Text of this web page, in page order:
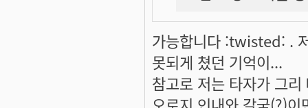
가능합니다 :twisted: .
못되게 쳤던 기억이...
참고로 저는 타자가 그
오로지 인내와 갈굼(?)